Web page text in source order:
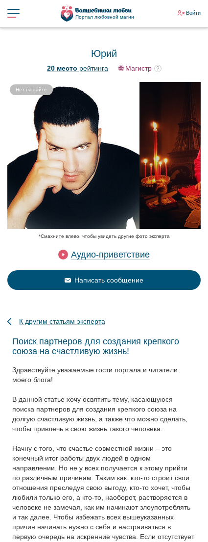
Портал любовной магии
Войти
Юрий
Нет на сайте
Магистр
20 место рейтинга
*Смахните влево, чтобы увидеть другие фото эксперта
Аудио-приветствие
Написать сообщение
К другим статьям эксперта
Поиск партнеров для создания крепкого
союза на счастливую жизнь!
Здравствуйте уважаемые гости портала и читатели
моего блога!
В данной статье хочу освятить тему, касающуюся
поиска партнеров для создания крепкого союза на
долгую счастливую жизнь, а также что можно сделать,
чтобы привлечь в свою жизнь такого человека.
Начну с того, что счастье совместной жизни – это
конечный итог работы двух людей в одном
направлении. Но не у всех получается к этому прийти
по различным причинам. Таким как: кто-то строит свои
отношения преследуя свою выгоду, кто-то хочет, чтобы
любили только его, а кто-то, наоборот, растворяется в
человеке не замечая, как им начинают злоупотреблять
и так далее. Чтобы избежать всех вышеуказанных
причин начинать нужно с себя и настраиваться в
первую очередь на искренние чувства. Если отсутствует